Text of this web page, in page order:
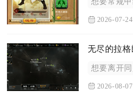
2026-07-24
2026-08-07